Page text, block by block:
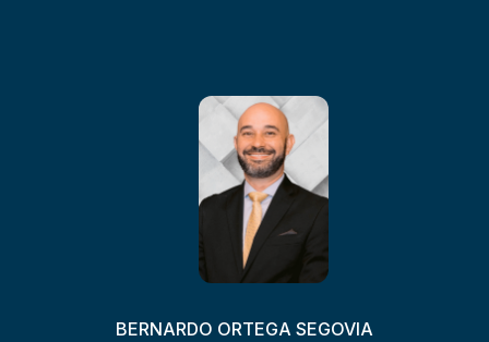
BERNARDO ORTEGA SEGOVIA